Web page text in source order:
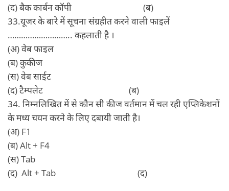
(द) बैक कार्बन कॉपी (ब)
33.यूजर के बारे में सूचना संग्रहीत करने वाली फाइलें
……………………….. कहलाती है ।
(अ) वेब फाइल
(ब) कुकीज
(स) वेब साईट
(द) टैम्‍पलेट (ब)
34. निम्नलिखित में से कौन सी कीज वर्तमान में चल रही एप्लिकेशनों
के मध्य चयन करने के लिए दबायी जाती है।
(अ) F1
(ब) Alt + F4
(स) Tab
(द) Alt + Tab (द)